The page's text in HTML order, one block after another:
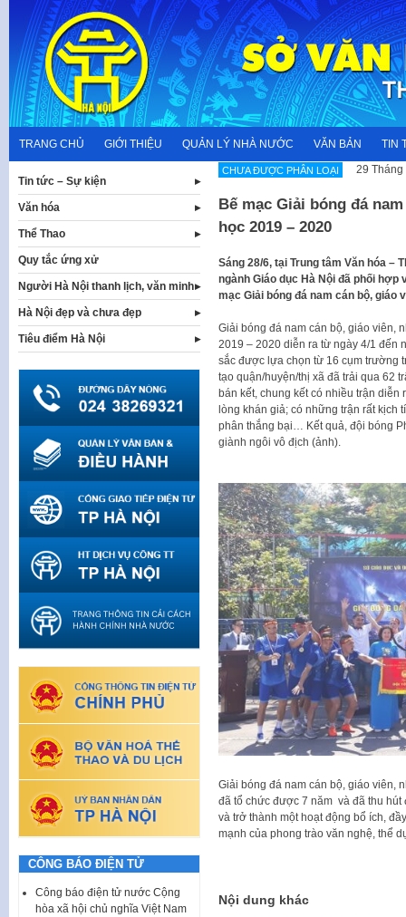
content
TRANG CHỦ GIỚI THIỆU QUẢN LÝ NHÀ NƯỚC VĂN BẢN TIN
CHƯA ĐƯỢC PHÂN LOẠI 29 Tháng
Bế mạc Giải bóng đá
học 2019 – 2020
Sáng 28/6, tại Trung tâm Văn hóa –
ngành Giáo dục Hà Nội đã phối
mạc Giải bóng đá nam cán bộ, giáo
Giải bóng đá nam cán bộ, giáo viên,
2019 – 2020 diễn ra từ ngày 4/1 đến
sắc được lựa chọn từ 16 cụm trường
tạo quận/huyện/thị xã đã trải qua 62
bán kết, chung kết có nhiều trận
lòng khán giả; có những trận rất kịch
phân thắng bại… Kết quả, đội bóng
giành ngôi vô địch (ảnh).
Giải bóng đá nam cán bộ, giáo viên,
đã tổ chức được 7 năm và đã thu
và trở thành một hoạt động bổ ích,
mạnh của phong trào văn nghệ, thể
Nội dung khác
Tin tức – Sự kiện
Văn hóa
Thể Thao
Quy tắc ứng xử
Người Hà Nội thanh lịch, văn minh
Hà Nội đẹp và chưa đẹp
Tiêu điểm Hà Nội
CÔNG BÁO ĐIỆN TỬ
Công báo điện tử nước Cộng
hòa xã hội chủ nghĩa Việt Nam